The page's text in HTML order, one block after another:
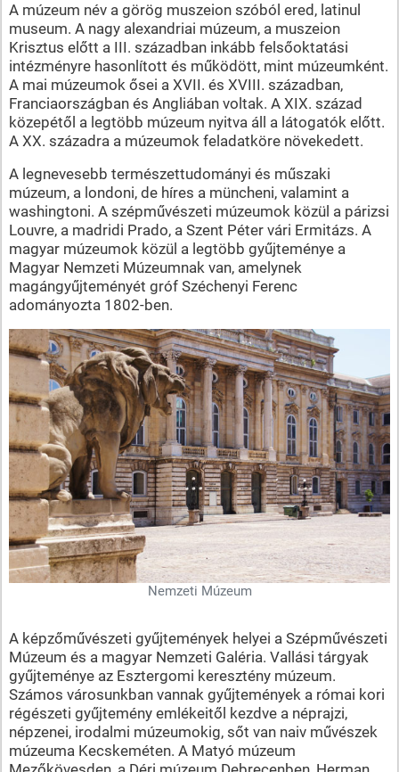
A múzeum név a görög muszeion szóból ered, latinul
museum. A nagy alexandriai múzeum, a muszeion
Krisztus előtt a III. században inkább felsőoktatási
intézményre hasonlított és működött, mint múzeumként.
A mai múzeumok ősei a XVII. és XVIII. században,
Franciaországban és Angliában voltak. A XIX. század
közepétől a legtöbb múzeum nyitva áll a látogatók előtt.
A XX. századra a múzeumok feladatköre növekedett.
A legnevesebb természettudományi és műszaki
múzeum, a londoni, de híres a müncheni, valamint a
washingtoni. A szépművészeti múzeumok közül a párizsi
Louvre, a madridi Prado, a Szent Péter vári Ermitázs. A
magyar múzeumok közül a legtöbb gyűjteménye a
Magyar Nemzeti Múzeumnak van, amelynek
magángyűjteményét gróf Széchenyi Ferenc
adományozta 1802-ben.
Nemzeti Múzeum
A képzőművészeti gyűjtemények helyei a Szépművészeti
Múzeum és a magyar Nemzeti Galéria. Vallási tárgyak
gyűjteménye az Esztergomi keresztény múzeum.
Számos városunkban vannak gyűjtemények a római kori
régészeti gyűjtemény emlékeitől kezdve a néprajzi,
népzenei, irodalmi múzeumokig, sőt van naiv művészek
múzeuma Kecskeméten. A Matyó múzeum